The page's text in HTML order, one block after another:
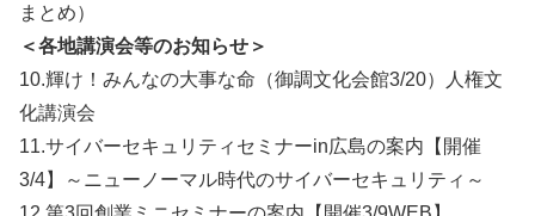
まとめ）
＜各地講演会等のお知らせ＞
10.輝け！みんなの大事な命（御調文化会館3/20）人権文
化講演会
11.サイバーセキュリティセミナーin広島の案内【開催
3/4】～ニューノーマル時代のサイバーセキュリティ～